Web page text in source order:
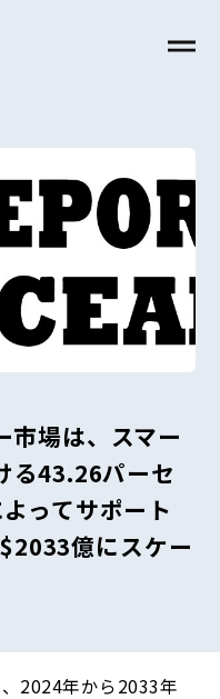
市場は、スマー
る43.26パーセ
ってサポート
億にスケー
2024年から2033年